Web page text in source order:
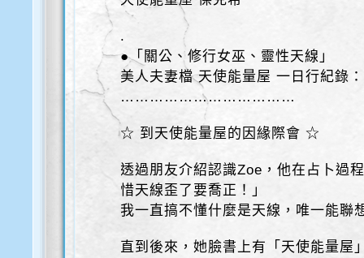
.
●「關公、修行女巫、靈性天線」
美人夫妻檔 天使能量屋 一日行紀錄：
………………………………
☆ 到天使能量屋的因緣際會 ☆
透過朋友介紹認識Zoe，他在占卜過
惜天線歪了要喬正！」
我一直搞不懂什麼是天線，唯一能
直到後來，她臉書上有「天使能量屋